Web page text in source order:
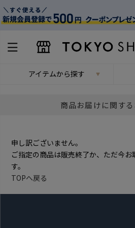
アイテムから探す
商品お届けに関す
申し訳ございません。
ご指定の商品は販売終了か、ただ今
す。
TOPへ戻る